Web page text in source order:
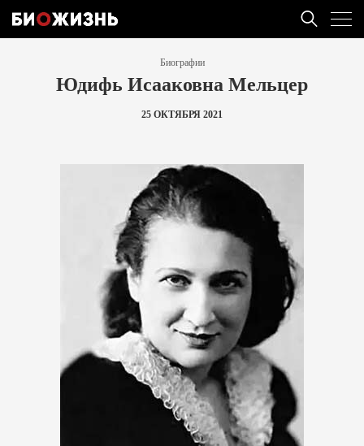
Биографии
Юдифь Исааковна Мельцер
25 ОКТЯБРЯ 2021